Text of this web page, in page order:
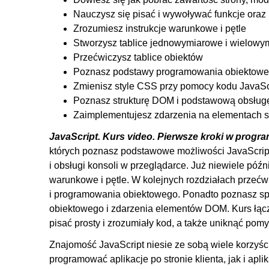
5.1. Tablice - wprowadzenie
5.2. Odczyt i zapis tablic
5.3. Uzupełnianie tablicy w pętli for
5.4. Konstruktor tablicy
5.5. Operacje na tablicach
5.6. Metody iteracji po tablicy
5.7. Tablice dwuwymiarowe
5.8. Sortowanie
6. Funkcje
6.1. Definiowanie funkcji
6.2. Wywołanie funkcji
6.4. Funkcje anonimowe
Nauczysz się pisać i wywoływać funkcje
Zrozumiesz instrukcje warunkowe i pętle
Stworzysz tablice jednowymiarowe i
Przećwiczysz tablice obiektów
Poznasz podstawy programowania
Zmienisz style CSS przy pomocy kodu
Poznasz strukturę DOM i podstawową
Zaimplementujesz zdarzenia na elementach
JavaScript. Kurs video. Pierwsze kroki w
których poznasz podstawowe możliwości
i obsługi konsoli w przeglądarce. Już niewiele
warunkowe i pętle. W kolejnych rozdziałach
i programowania obiektowego. Ponadto poznasz
obiektowego i zdarzenia elementów DOM. Kurs
pisać prosty i zrozumiały kod, a także uniknąć
Znajomość JavaScript niesie ze sobą wiele
programować aplikacje po stronie klienta, jak i